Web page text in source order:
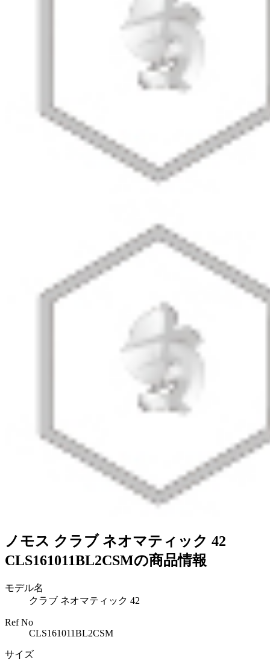
ノモス クラブ ネオマティック 42
CLS161011BL2CSMの商品情報
モデル名
クラブ ネオマティック 42
Ref No
CLS161011BL2CSM
サイズ